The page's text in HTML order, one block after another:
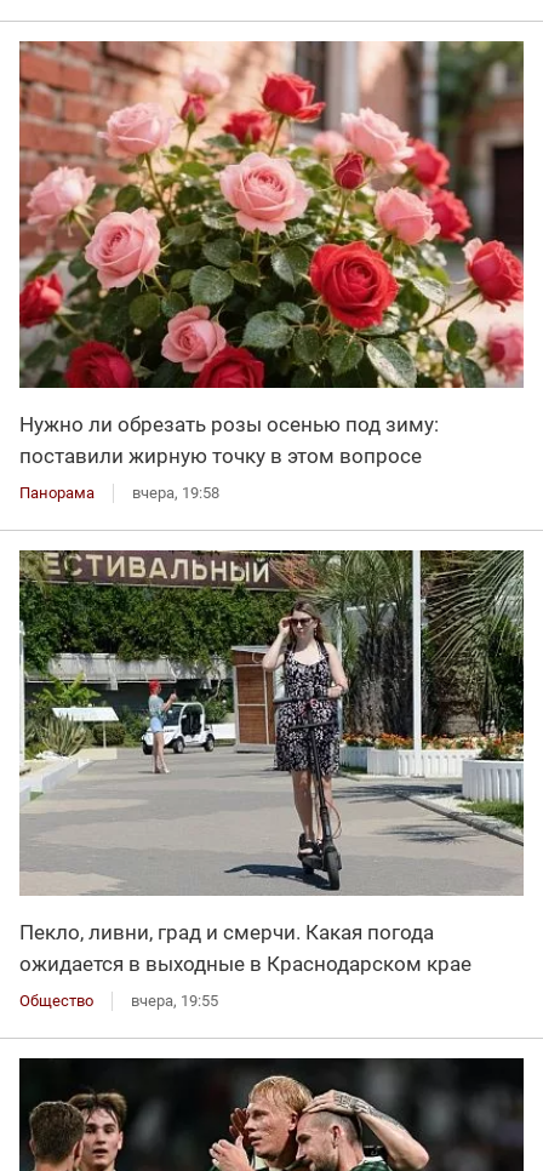
Нужно ли обрезать розы осенью под зиму:
поставили жирную точку в этом вопросе
Панорама вчера, 19:58
Пекло, ливни, град и смерчи. Какая погода
ожидается в выходные в Краснодарском крае
Общество вчера, 19:55